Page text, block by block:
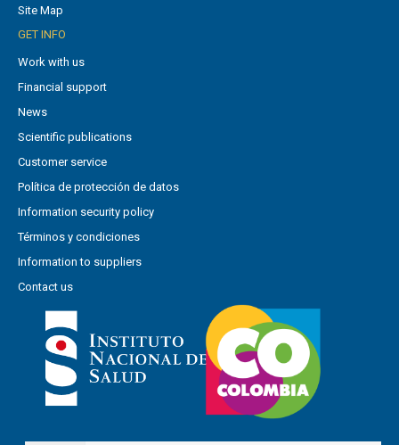
Site Map
GET INFO
Work with us
Financial support
News
Scientific publications
Customer service
Política de protección de datos
Information security policy
Términos y condiciones
Information to suppliers
Contact us